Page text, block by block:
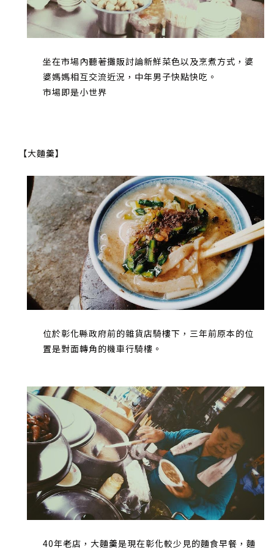
坐在市場內聽著攤販討論新鮮菜色以及烹煮方式，婆
婆媽媽相互交流近況，中年男子快點快吃。
市場即是小世界
【大麵羹】
位於彰化縣政府前的雜貨店騎樓下，三年前原本的位
置是對面轉角的機車行騎樓。
40年老店，大麵羹是現在彰化較少見的麵食早餐，麵